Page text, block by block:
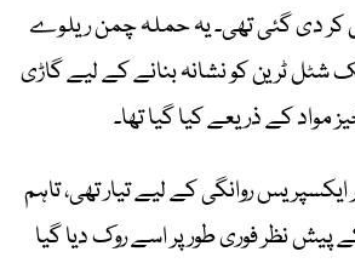
دی گئی تھی۔ یہ حملہ چمن ریلوے
ٹرین کو نشانہ بنانے کے لیے گاڑی
کے ذریعے کیا گیا تھا۔
روانگی کے لیے تیار تھی، تاہم
پیش نظر فوری طور پر اسے روک دیا گیا